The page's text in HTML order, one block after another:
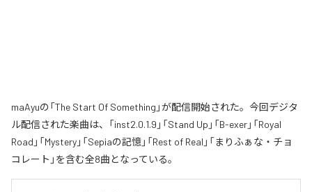
maAyuの「The Start Of Something」が配信開始された。今回デジタ
ル配信された楽曲は、「inst2.0.1.9」「Stand Up」「B-exer」「Royal
Road」「Mystery」「Sepiaの記憶」「Rest of Real」「まりふぁな・チョ
コレート」を含む全8曲となっている。